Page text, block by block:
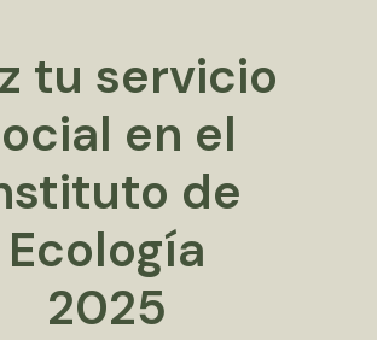
tu servicio
en el
de
Ecología
2025